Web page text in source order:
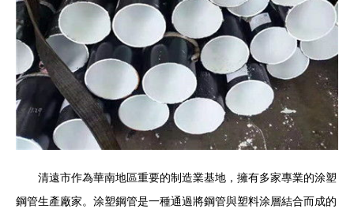
清遠市作為華南地區重要的制造業基地，擁有多家專業的涂塑
鋼管生產廠家。涂塑鋼管是一種通過將鋼管與塑料涂層結合而成的